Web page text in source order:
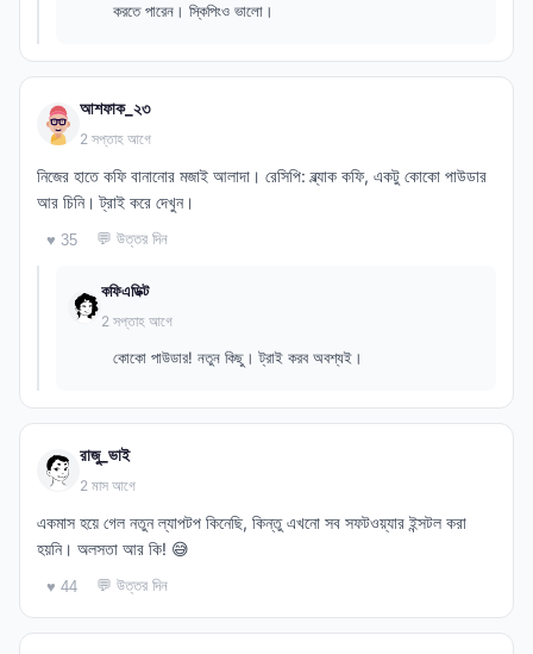
করতে পারেন। স্কিপিংও ভালো।
আশফাক_২৩
2 সপ্তাহ আগে
নিজের হাতে কফি বানানোর মজাই আলাদা। রেসিপি: ব্ল্যাক কফি, একটু কোকো পাউডার
আর চিনি। ট্রাই করে দেখুন।
♥ 35 💬 উত্তর দিন
কফিএডিক্ট
2 সপ্তাহ আগে
কোকো পাউডার! নতুন কিছু। ট্রাই করব অবশ্যই।
রাজু_ভাই
2 মাস আগে
একমাস হয়ে গেল নতুন ল্যাপটপ কিনেছি, কিন্তু এখনো সব সফটওয়্যার ইন্সটল করা
হয়নি। অলসতা আর কি! 😅
♥ 44 💬 উত্তর দিন